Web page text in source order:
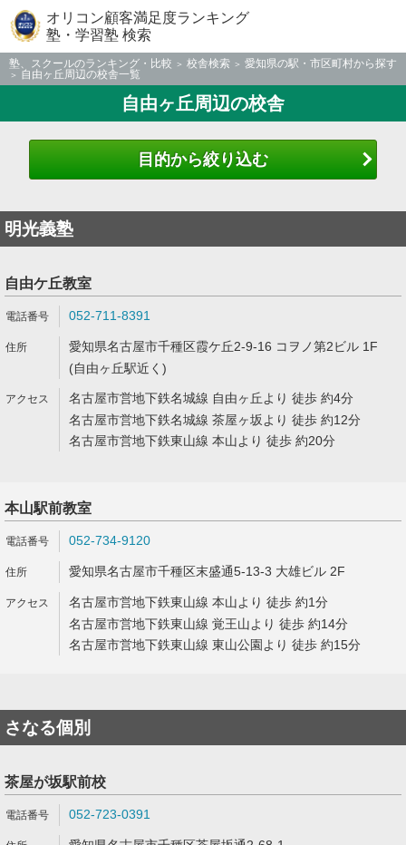
オリコン顧客満足度ランキング
塾・学習塾 検索
塾、スクールのランキング・比較 校舎検索
愛知県の駅・市区町村から探す
自由ヶ丘周辺の校舎一覧
自由ヶ丘周辺の校舎
目的から絞り込む
明光義塾
自由ケ丘教室
052-711-8391
愛知県名古屋市千種区霞ケ丘2-9-16 コヲノ第2ビル 1F
(自由ヶ丘駅近く)
名古屋市営地下鉄名城線 自由ヶ丘より 徒歩 約4分
名古屋市営地下鉄名城線 茶屋ヶ坂より 徒歩 約12分
名古屋市営地下鉄東山線 本山より 徒歩 約20分
本山駅前教室
052-734-9120
愛知県名古屋市千種区末盛通5-13-3 大雄ビル 2F
名古屋市営地下鉄東山線 本山より 徒歩 約1分
名古屋市営地下鉄東山線 覚王山より 徒歩 約14分
名古屋市営地下鉄東山線 東山公園より 徒歩 約15分
さなる個別
茶屋が坂駅前校
052-723-0391